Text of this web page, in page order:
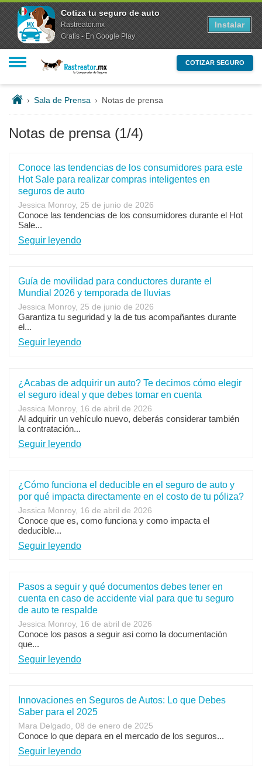
COTIZAR SEGURO
› Sala de Prensa › Notas de prensa
Notas de prensa (1/4)
Conoce las tendencias de los consumidores para este
Hot Sale para realizar compras inteligentes en
seguros de auto
Jessica Monroy, 25 de junio de 2026
Conoce las tendencias de los consumidores durante el Hot
Sale...
Seguir leyendo
Guía de movilidad para conductores durante el
Mundial 2026 y temporada de lluvias
Jessica Monroy, 25 de junio de 2026
Garantiza tu seguridad y la de tus acompañantes durante
el...
Seguir leyendo
¿Acabas de adquirir un auto? Te decimos cómo elegir
el seguro ideal y que debes tomar en cuenta
Jessica Monroy, 16 de abril de 2026
Al adquirir un vehículo nuevo, deberás considerar también
la contratación...
Seguir leyendo
¿Cómo funciona el deducible en el seguro de auto y
por qué impacta directamente en el costo de tu póliza?
Jessica Monroy, 16 de abril de 2026
Conoce que es, como funciona y como impacta el
deducible...
Seguir leyendo
Pasos a seguir y qué documentos debes tener en
cuenta en caso de accidente vial para que tu seguro
de auto te respalde
Jessica Monroy, 16 de abril de 2026
Conoce los pasos a seguir asi como la documentación
que...
Seguir leyendo
Innovaciones en Seguros de Autos: Lo que Debes
Saber para el 2025
Mara Delgado, 08 de enero de 2025
Conoce lo que depara en el mercado de los seguros...
Seguir leyendo
Cotiza tu seguro de auto
Rastreator.mx
Gratis - En Google Play
Instalar